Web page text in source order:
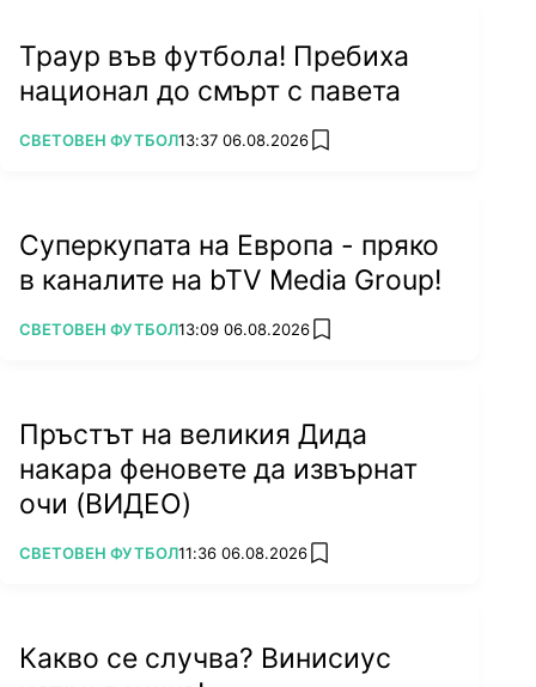
Траур във футбола! Пребиха
национал до смърт с павета
ПОВЕЧЕ ОТ
СВЕТОВЕН ФУТБОЛ13:37 06.08.2026 add favorites
Суперкупата на Европа - пряко
в каналите на bTV Media Group!
ПОВЕЧЕ ОТ
СВЕТОВЕН ФУТБОЛ13:09 06.08.2026 add favorites
Пръстът на великия Дида
накара феновете да извърнат
очи (ВИДЕО)
ПОВЕЧЕ ОТ
СВЕТОВЕН ФУТБОЛ11:36 06.08.2026 add favorites
Какво се случва? Винисиус